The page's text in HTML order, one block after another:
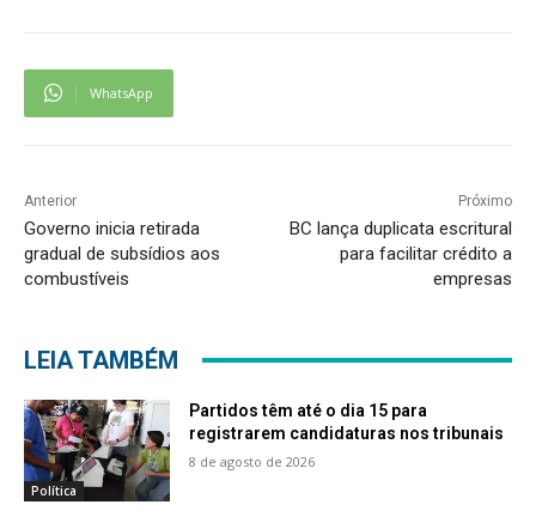
WhatsApp
Anterior
Governo inicia retirada
gradual de subsídios aos
combustíveis
Próximo
BC lança duplicata escritural
para facilitar crédito a
empresas
LEIA TAMBÉM
Política
Partidos têm até o dia 15 para
registrarem candidaturas nos tribunais
8 de agosto de 2026